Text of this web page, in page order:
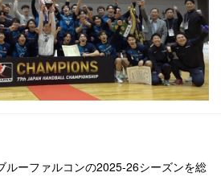
ルーファルコンの2025-26シーズンを総